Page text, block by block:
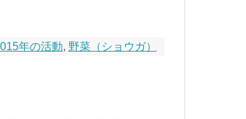
年の活動, 野菜（ショウガ）